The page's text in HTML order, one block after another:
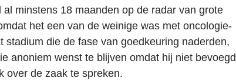
al minstens 18 maanden op de radar van grote
het een van de weinige was met oncologie-
stadium die de fase van goedkeuring naderden,
anoniem wenst te blijven omdat hij niet bevoegd
over de zaak te spreken.